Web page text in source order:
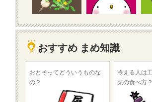
おすすめ まめ知識
おとそってどういうものな
の？
冷える人は
菜の食べ方？